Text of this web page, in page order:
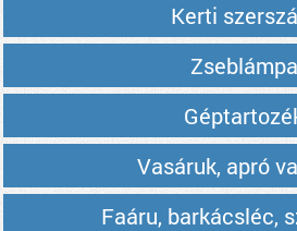
Kerti
Zseblámpa
Vasáruk, apró
Faáru, barkácsléc,